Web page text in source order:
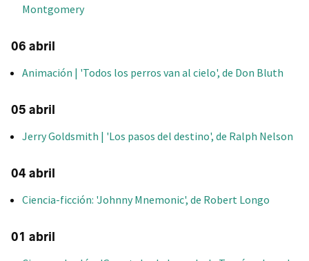
Montgomery
06 abril
Animación | 'Todos los perros van al cielo', de Don Bluth
05 abril
Jerry Goldsmith | 'Los pasos del destino', de Ralph Nelson
04 abril
Ciencia-ficción: 'Johnny Mnemonic', de Robert Longo
01 abril